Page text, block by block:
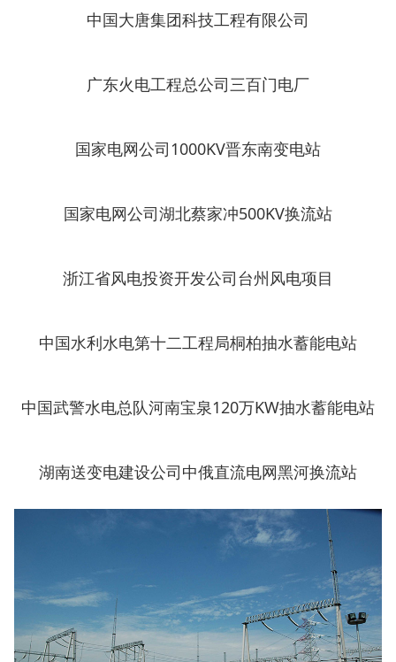
中国大唐集团科技工程有限公司
广东火电工程总公司三百门电厂
国家电网公司1000KV晋东南变电站
国家电网公司湖北蔡家冲500KV换流站
浙江省风电投资开发公司台州风电项目
中国水利水电第十二工程局桐柏抽水蓄能电站
中国武警水电总队河南宝泉120万KW抽水蓄能电站
湖南送变电建设公司中俄直流电网黑河换流站